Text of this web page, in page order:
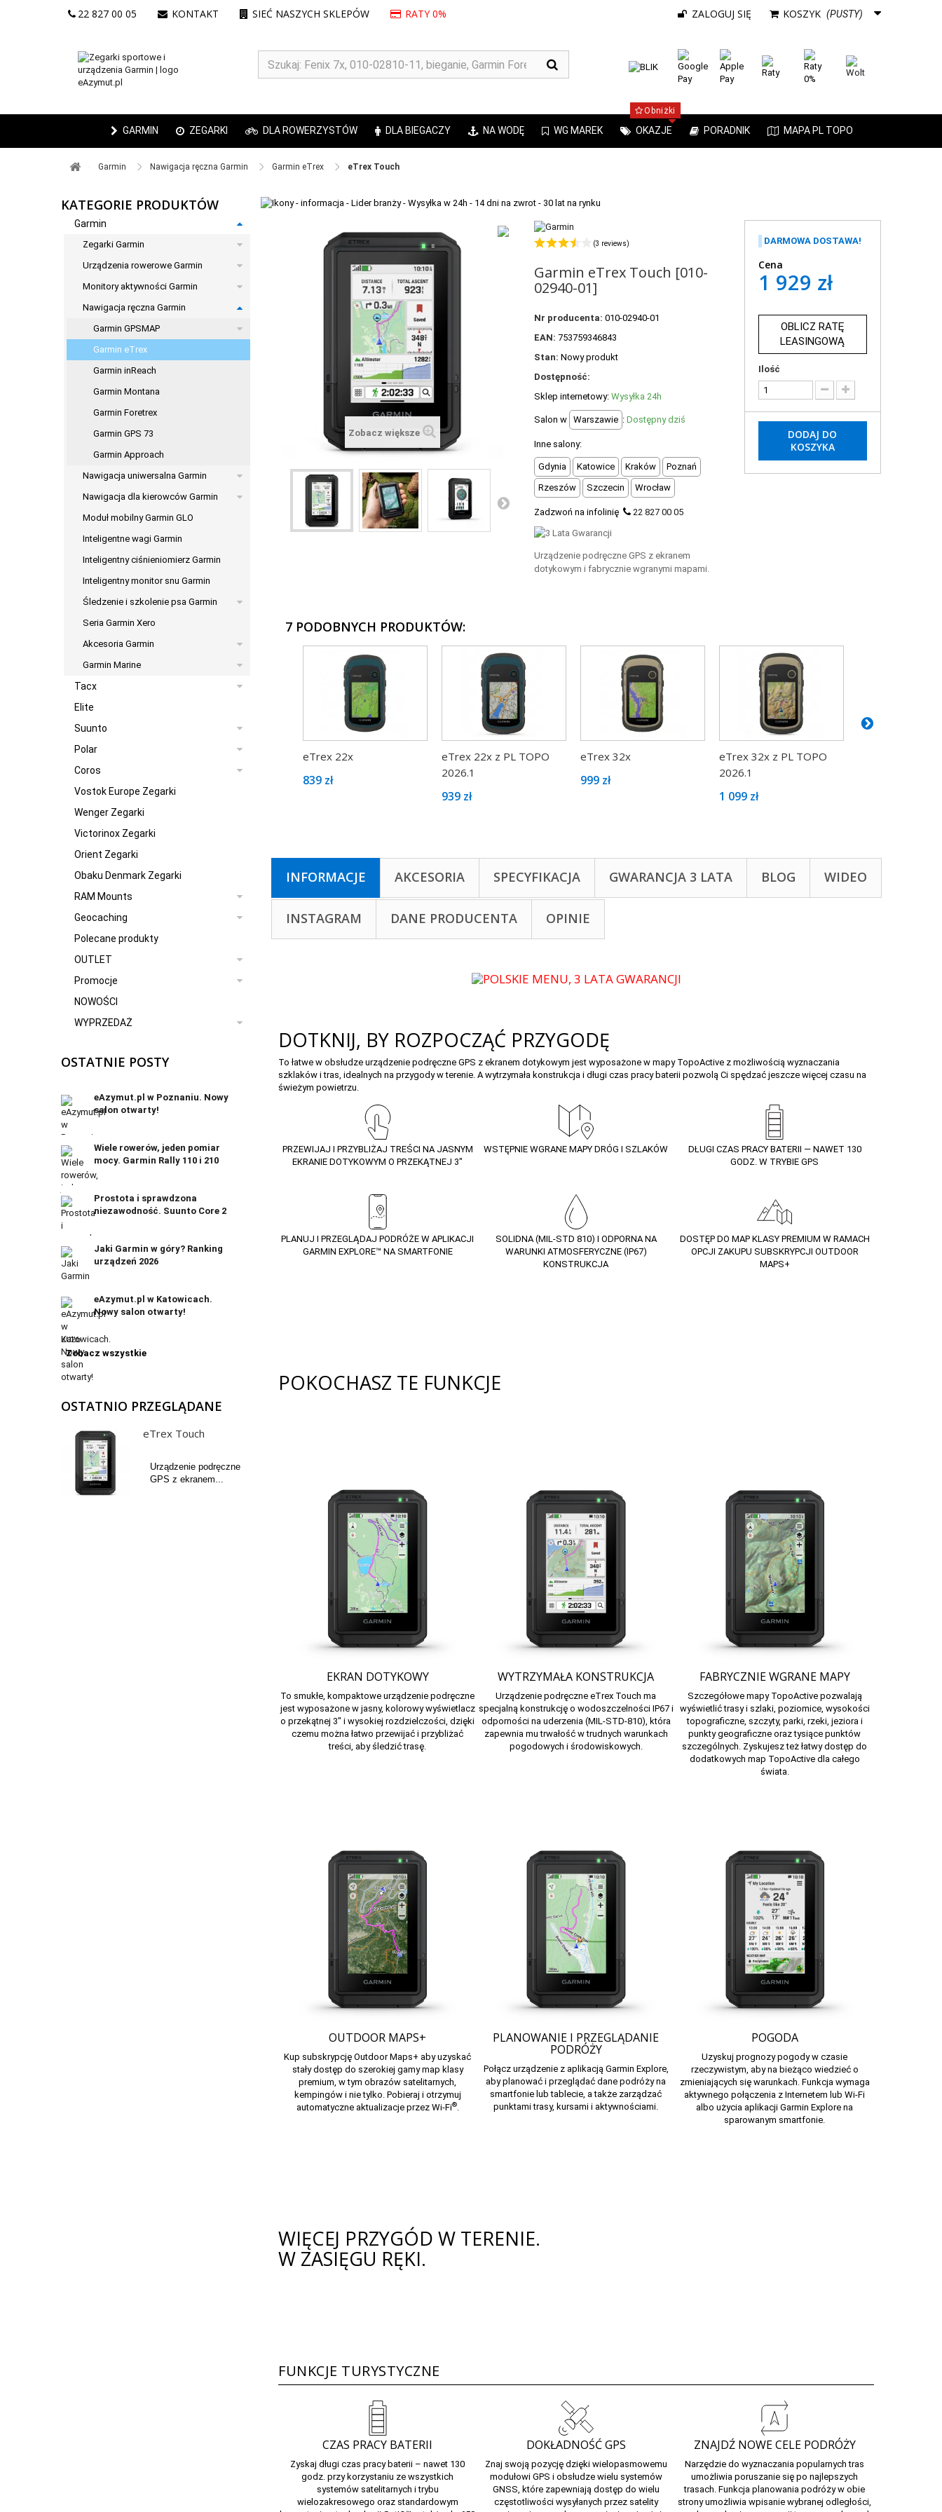
KOSZYK (PUSTY)
ZALOGUJ SIĘ
22 827 00 05 KONTAKT SIEĆ NASZYCH SKLEPÓW RATY 0%
GARMIN ZEGARKI DLA ROWERZYSTÓW DLA BIEGACZY NA WODĘ WG MAREK OKAZJE
Obniżki
PORADNIK MAPA PL TOPO
Garmin ​ Nawigacja ręczna Garmin ​ Garmin eTrex ​ eTrex Touch
KATEGORIE PRODUKTÓW
Garmin
Zegarki Garmin
Urządzenia rowerowe Garmin
Monitory aktywności Garmin
Nawigacja ręczna Garmin
Garmin GPSMAP
Garmin eTrex
Garmin inReach
Garmin Montana
Garmin Foretrex
Garmin GPS 73
Garmin Approach
Nawigacja uniwersalna Garmin
Nawigacja dla kierowców Garmin
Moduł mobilny Garmin GLO
Inteligentne wagi Garmin
Inteligentny ciśnieniomierz Garmin
Inteligentny monitor snu Garmin
Śledzenie i szkolenie psa Garmin
Seria Garmin Xero
Akcesoria Garmin
Garmin Marine
Tacx
Elite
Suunto
Polar
Coros
Vostok Europe Zegarki
Wenger Zegarki
Victorinox Zegarki
Orient Zegarki
Obaku Denmark Zegarki
RAM Mounts
Geocaching
Polecane produkty
OUTLET
Promocje
NOWOŚCI
WYPRZEDAŻ
OSTATNIE POSTY
eAzymut.pl w Poznaniu. Nowy
salon otwarty!
Wiele rowerów, jeden pomiar
mocy. Garmin Rally 110 i 210
Prostota i sprawdzona
niezawodność. Suunto Core 2
Jaki Garmin w góry? Ranking
urządzeń 2026
eAzymut.pl w Katowicach.
Nowy salon otwarty!
Zobacz wszystkie
OSTATNIO PRZEGLĄDANE
eTrex Touch
Urządzenie podręczne
GPS z ekranem...
Zobacz większe
(3 reviews)
Garmin eTrex Touch [010-
02940-01]
Nr producenta: 010-02940-01
EAN: 753759346843
Stan: Nowy produkt
Dostępność:
Sklep internetowy: Wysyłka 24h
Salon w Warszawie : Dostępny dziś
Inne salony:
Gdynia Katowice Kraków
Poznań
Rzeszów
Szczecin Wrocław
Zadzwoń na infolinię 22 827 00 05
Urządzenie podręczne GPS z ekranem
dotykowym i fabrycznie wgranymi mapami.
DARMOWA DOSTAWA!
Cena
1 929 zł
OBLICZ RATĘ
LEASINGOWĄ
Ilość
DODAJ DO
KOSZYKA
7 PODOBNYCH PRODUKTÓW:
eTrex 22x
839 zł
eTrex 22x z PL TOPO
2026.1
939 zł
eTrex 32x
999 zł
eTrex 32x z PL TOPO
2026.1
1 099 zł
INFORMACJE AKCESORIA SPECYFIKACJA GWARANCJA 3 LATA BLOG WIDEO
INSTAGRAM DANE PRODUCENTA OPINIE
DOTKNIJ, BY ROZPOCZĄĆ PRZYGODĘ
To łatwe w obsłudze urządzenie podręczne GPS z ekranem dotykowym jest wyposażone w mapy TopoActive z możliwością wyznaczania
szklaków i tras, idealnych na przygody w terenie. A wytrzymała konstrukcja i długi czas pracy baterii pozwolą Ci spędzać jeszcze więcej czasu na
świeżym powietrzu.
PRZEWIJAJ I PRZYBLIŻAJ TREŚCI NA JASNYM
EKRANIE DOTYKOWYM O PRZEKĄTNEJ 3″
WSTĘPNIE WGRANE MAPY DRÓG I SZLAKÓW
DŁUGI CZAS PRACY BATERII — NAWET 130
GODZ. W TRYBIE GPS
PLANUJ I PRZEGLĄDAJ PODRÓŻE W APLIKACJI
GARMIN EXPLORE™ NA SMARTFONIE
SOLIDNA (MIL-STD 810) I ODPORNA NA
WARUNKI ATMOSFERYCZNE (IP67)
KONSTRUKCJA
DOSTĘP DO MAP KLASY PREMIUM W RAMACH
OPCJI ZAKUPU SUBSKRYPCJI OUTDOOR
MAPS+
POKOCHASZ TE FUNKCJE
EKRAN DOTYKOWY
To smukłe, kompaktowe urządzenie podręczne
jest wyposażone w jasny, kolorowy wyświetlacz
o przekątnej 3″ i wysokiej rozdzielczości, dzięki
czemu można łatwo przewijać i przybliżać
treści, aby śledzić trasę.
WYTRZYMAŁA KONSTRUKCJA
Urządzenie podręczne eTrex Touch ma
specjalną konstrukcję o wodoszczelności IP67i
odporności na uderzenia (MIL-STD-810), która
zapewnia mu trwałość w trudnych warunkach
pogodowych i środowiskowych.
FABRYCZNIE WGRANE MAPY
Szczegółowe mapy TopoActive pozwalają
wyświetlić trasy i szlaki, poziomice, wysokości
topograficzne, szczyty, parki, rzeki, jeziora i
punkty geograficzne oraz tysiące punktów
szczególnych. Zyskujesz też łatwy dostęp do
dodatkowych map TopoActive dla całego
świata.
OUTDOOR MAPS+
Kup subskrypcjęOutdoor Maps+ aby uzyskać
stały dostęp do szerokiej gamy map klasy
premium, w tym obrazów satelitarnych,
kempingów i nie tylko. Pobieraj i otrzymuj
automatyczne aktualizacje przez Wi-Fi®.
PLANOWANIE I PRZEGLĄDANIE
PODRÓŻY
Połącz urządzenie z aplikacją Garmin Explore,
aby planować i przeglądać dane podróży na
smartfonie lub tablecie, a także zarządzać
punktami trasy, kursami i aktywnościami.
POGODA
Uzyskuj prognozy pogody w czasie
rzeczywistym, aby na bieżąco wiedzieć o
zmieniających się warunkach. Funkcja wymaga
aktywnego połączenia z Internetem lub Wi-Fi
albo użycia aplikacji Garmin Explore na
sparowanym smartfonie.
WIĘCEJ PRZYGÓD W TERENIE.
W ZASIĘGU RĘKI.
FUNKCJE TURYSTYCZNE
CZAS PRACY BATERII
Zyskaj długi czas pracy baterii – nawet 130
godz. przy korzystaniu ze wszystkich
systemów satelitarnych i trybu
wielozakresowego oraz standardowym
DOKŁADNOŚĆ GPS
Znaj swoją pozycję dzięki wielopasmowemu
modułowi GPS i obsłudze wielu systemów
GNSS, które zapewniają dostęp do wielu
częstotliwości wysyłanych przez satelity
ZNAJDŹ NOWE CELE PODRÓŻY
Narzędzie do wyznaczania popularnych tras
umożliwia poruszanie się po najlepszych
trasach. Funkcja planowania podróży w obie
strony umożliwia wpisanie wybranej odległości,